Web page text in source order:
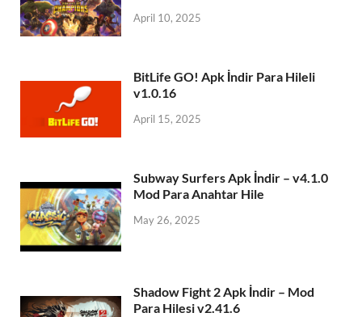
April 10, 2025
BitLife GO! Apk İndir Para Hileli
v1.0.16
April 15, 2025
Subway Surfers Apk İndir – v4.1.0
Mod Para Anahtar Hile
May 26, 2025
Shadow Fight 2 Apk İndir – Mod
Para Hilesi v2.41.6